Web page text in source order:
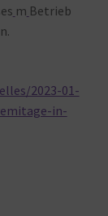
m Betrieb
2023-01-
in-